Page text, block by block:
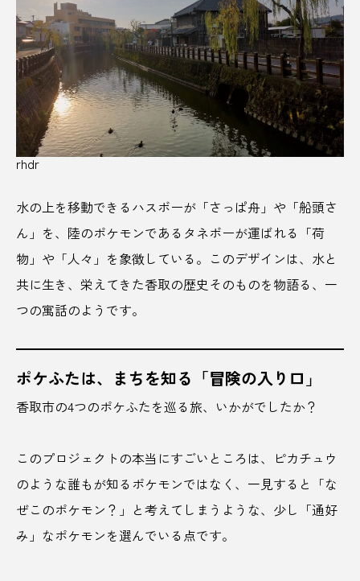
自然 自然環境 色合わせ 芋焼酎
花 花巻市 花火大会 花見
芸術祭 茅場町 茨城県 蒸気風呂
薬研堀 薬草サウナ 虎ノ門 虫除け
西郷隆盛 観音寺市 角島大橋
角打ち 話題 貴船 資料館
起業支援 軽井沢 辰巳湯 辰野島
農業体験 過疎化 遠野 避暑地
那珂湊おさかな市場 郡上おどり 酒屋
酒祭り 酒蔵 醤油 醤油ツーリズム
野菜 金沢 釣り 鈴鹿市 鉄道
鉾田市 銀座 銚子
rhdr
水の上を移動できるハスボーが「さっぱ舟」や「船頭さ
ん」を、陸のポケモンであるタネボーが運ばれる「荷
物」や「人々」を象徴している。このデザインは、水と
共に生き、栄えてきた香取の歴史そのものを物語る、一
つの寓話のようです。
ポケふたは、まちを知る「冒険の入り口」
香取市の4つのポケふたを巡る旅、いかがでしたか？
このプロジェクトの本当にすごいところは、ピカチュウ
のような誰もが知るポケモンではなく、一見すると「な
ぜこのポケモン？」と考えてしまうような、少し「通好
み」なポケモンを選んでいる点です。